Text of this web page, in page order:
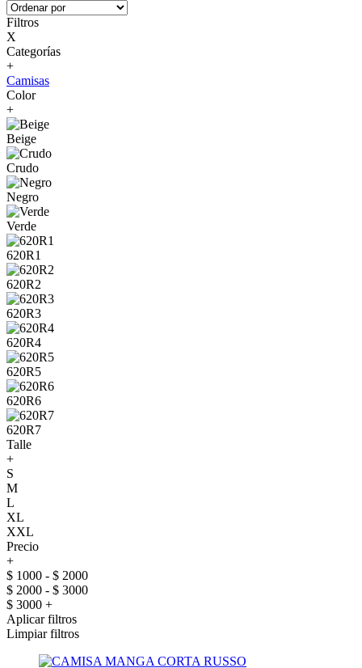
Filtros
X
Categorías
+
Camisas
Color
+
Beige
Crudo
Negro
Verde
620R1
620R2
620R3
620R4
620R5
620R6
620R7
Talle
+
S
M
L
XL
XXL
Precio
+
$ 1000 - $ 2000
$ 2000 - $ 3000
$ 3000 +
Aplicar filtros
Limpiar filtros